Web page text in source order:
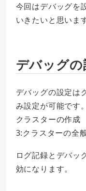
今回はデバッグを
いきたいと思います
デバッグ
デバッグの設定は
み設定が可能です。
クラスターの作
3:クラスターの全
ログ記録とデバッ
効になります。